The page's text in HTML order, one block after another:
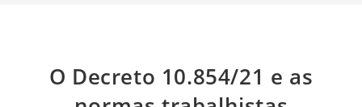
O Decreto 10.854/21 e as